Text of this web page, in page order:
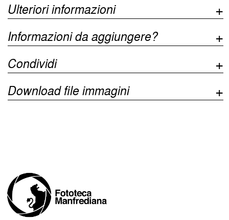
Ulteriori informazioni
Informazioni da aggiungere?
Condividi
Download file immagini